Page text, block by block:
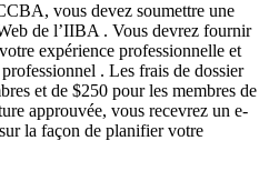
vous devez soumettre une
de l’IIBA . Vous devrez fournir
expérience professionnelle et
. Les frais de dossier
et de $250 pour les membres de
approuvée, vous recevrez un e-
la façon de planifier votre